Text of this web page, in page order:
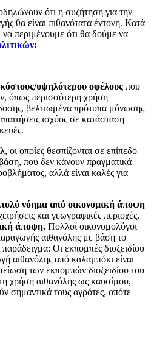
ότι η συζήτηση για την
θα είναι πιθανότατα έντονη. Κατά
περιμένουμε ότι θα δούμε να
:
υψηλότερου οφέλους που
όπως περισσότερη χρήση
βελτιωμένα πρότυπα μόνωσης
ισχύος σε κατάσταση
, οι οποίες θεσπίζονται σε επίπεδο
που δεν κάνουν πραγματικά
αλλά είναι καλές για
νόημα από οικονομική άποψη
και γεωγραφικές περιοχές,
άποψη. Πολλοί οικονομολόγοι
αιθανόλης με βάση το
Οι εκπομπές διοξειδίου
αιθανόλης από καλαμπόκι είναι
των εκπομπών διοξειδίου του
χρήση αιθανόλης ως καυσίμου,
σημαντικά τους αγρότες, οπότε